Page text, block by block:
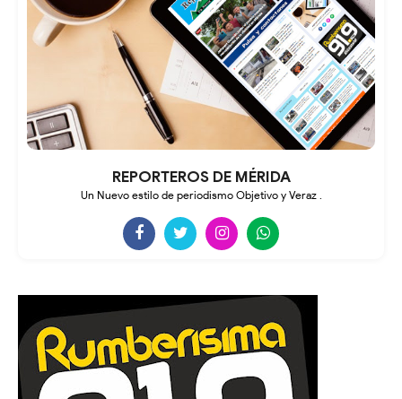
REPORTEROS DE MÉRIDA
Un Nuevo estilo de periodismo Objetivo y Veraz .